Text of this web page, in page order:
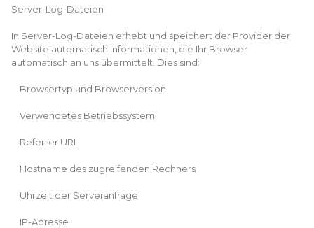
Server-Log-Dateien
In Server-Log-Dateien erhebt und speichert der Provider der
Website automatisch Informationen, die Ihr Browser
automatisch an uns übermittelt. Dies sind:
Browsertyp und Browserversion
Verwendetes Betriebssystem
Referrer URL
Hostname des zugreifenden Rechners
Uhrzeit der Serveranfrage
IP-Adresse